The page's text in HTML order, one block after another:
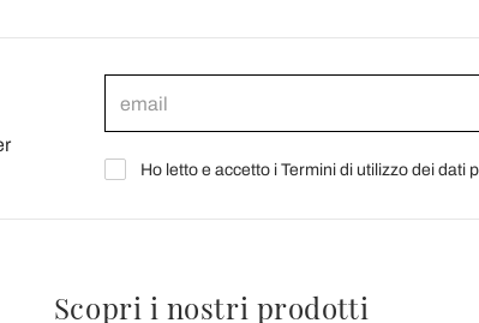
Ho letto e accetto i Termini di utilizzo dei dati
Scopri i nostri prodotti